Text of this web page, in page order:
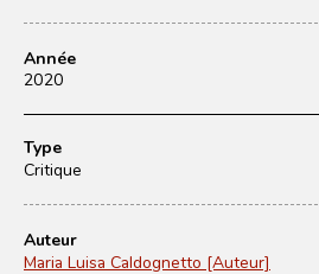
Année
2020
Type
Critique
Auteur
Maria Luisa Caldognetto [Auteur]